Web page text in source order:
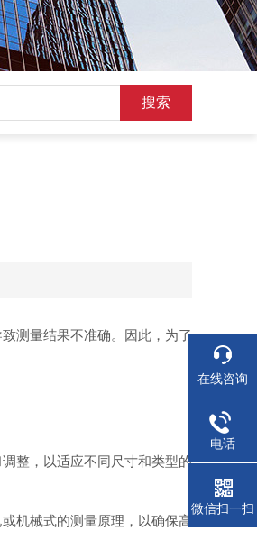
测量结果不准确。因此，为了
整，以适应不同尺寸和类型的
机械式的测量原理，以确保高
在线咨询
电话
微信扫一扫